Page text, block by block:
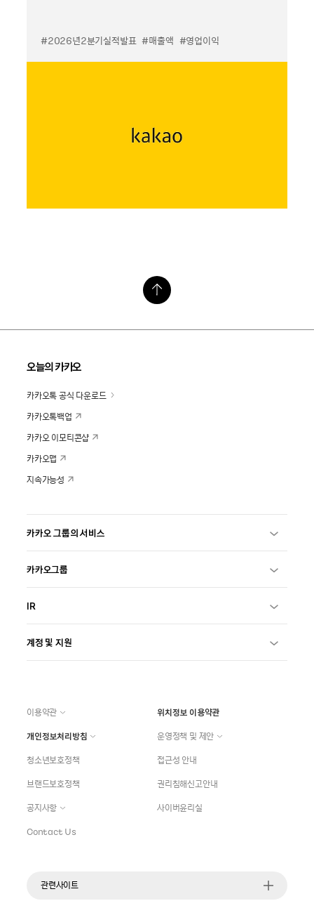
#2026년2분기실적발표 #매출액 #영업이익
오늘의 카카오
카카오톡 공식 다운로드
카카오톡백업
카카오 이모티콘샵
카카오맵
지속가능성
카카오 그룹의 서비스
카카오그룹
IR
계정 및 지원
이용약관
위치정보 이용약관
개인정보처리방침
운영정책 및 제안
청소년보호정책
접근성 안내
브랜드보호정책
권리침해신고안내
공지사항
사이버윤리실
Contact Us
관련사이트